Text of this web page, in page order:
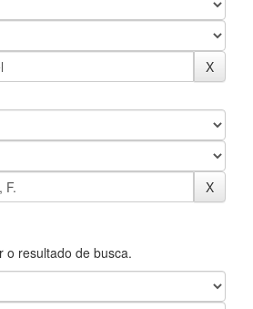
o resultado de busca.